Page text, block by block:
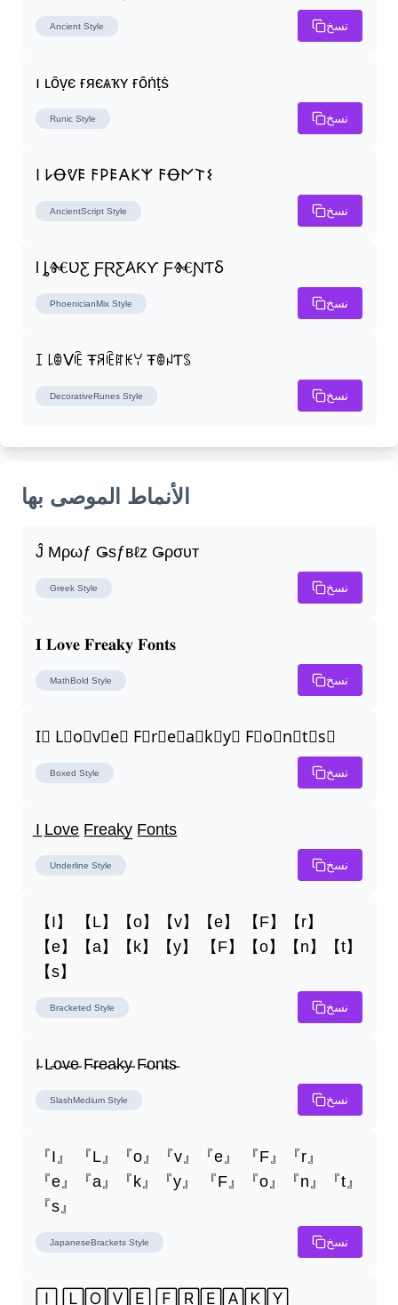
Ancient Style نسخ
ı ʟȏṿє ғяєѧҡʏ ғȏṅṭṡ
Runic Style نسخ
𐌉 𐌋Ꝋᕓ𐌄 𐌅𐌓𐌄𐌀𐌊𐌙 𐌅Ꝋ𐌍𐌕𐌔
AncientScript Style نسخ
Ɩ ȴⰩƲƸ ƑⱤƸ𐤠ƘƳ ƑⰩƝƬⳜ
PhoenicianMix Style نسخ
ꀤ ꒒ꂦᐯꍟ Ŧꋪꍟꍏꀘꌩ ŦꂦꈤƬꌗ
DecorativeRunes Style نسخ
الأنماط الموصى بها
Ĵ Μρωƒ Ǥѕƒвℓz Ǥρσυт
Greek Style نسخ
𝐈 𝐋𝐨𝐯𝐞 𝐅𝐫𝐞𝐚𝐤𝐲 𝐅𝐨𝐧𝐭𝐬
MathBold Style نسخ
I⃣ L⃣o⃣v⃣e⃣ F⃣r⃣e⃣a⃣k⃣y⃣ F⃣o⃣n⃣t⃣s⃣
Boxed Style نسخ
I̲ L̲o̲v̲e̲ F̲r̲e̲a̲k̲y̲ F̲o̲n̲t̲s̲
Underline Style نسخ
【I】 【L】【o】【v】【e】 【F】【r】
【e】【a】【k】【y】 【F】【o】【n】【t】
【s】
Bracketed Style نسخ
I̴ L̴o̴v̴e̴ F̴r̴e̴a̴k̴y̴ F̴o̴n̴t̴s̴
SlashMedium Style نسخ
『I』 『L』『o』『v』『e』 『F』『r』
『e』『a』『k』『y』 『F』『o』『n』『t』
『s』
JapaneseBrackets Style نسخ
🄸 🄻🄾🅅🄴 🄵🅁🄴🄰🄺🅈